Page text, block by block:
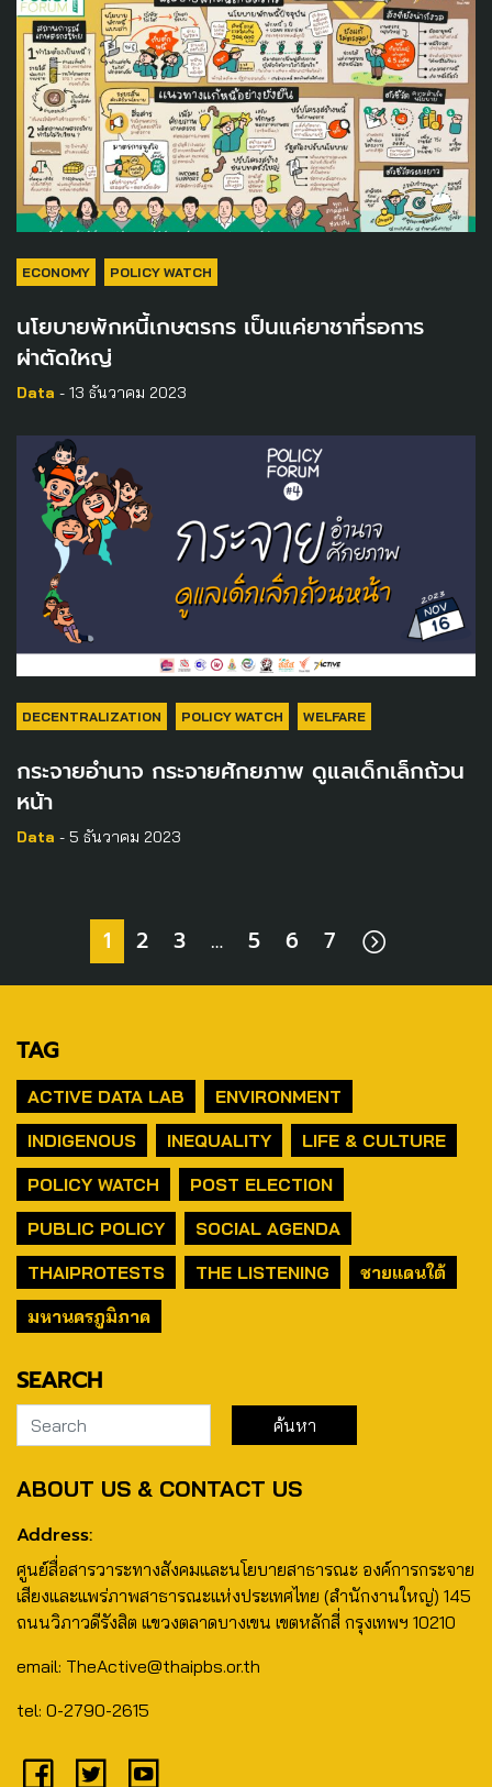
ECONOMY POLICY WATCH
นโยบายพักหนี้เกษตรกร เป็นแค่ยาชาที่รอการ
ผ่าตัดใหญ่
Data - 13 ธันวาคม 2023
DECENTRALIZATION POLICY WATCH WELFARE
กระจายอำนาจ กระจายศักยภาพ ดูแลเด็กเล็กถ้วน
หน้า
Data - 5 ธันวาคม 2023
1 2 3 … 5 6 7
TAG
ACTIVE DATA LAB
ENVIRONMENT
INDIGENOUS
INEQUALITY
LIFE & CULTURE
POLICY WATCH
POST ELECTION
PUBLIC POLICY
SOCIAL AGENDA
THAIPROTESTS
THE LISTENING
ชายแดนใต้
มหานครภูมิภาค
SEARCH
ABOUT US & CONTACT US
Address:
ศูนย์สื่อสารวาระทางสังคมและนโยบายสาธารณะ องค์การกระจาย
เสียงและแพร่ภาพสาธารณะแห่งประเทศไทย (สำนักงานใหญ่) 145
ถนนวิภาวดีรังสิต แขวงตลาดบางเขน เขตหลักสี่ กรุงเทพฯ 10210
email: TheActive@thaipbs.or.th
tel: 0-2790-2615